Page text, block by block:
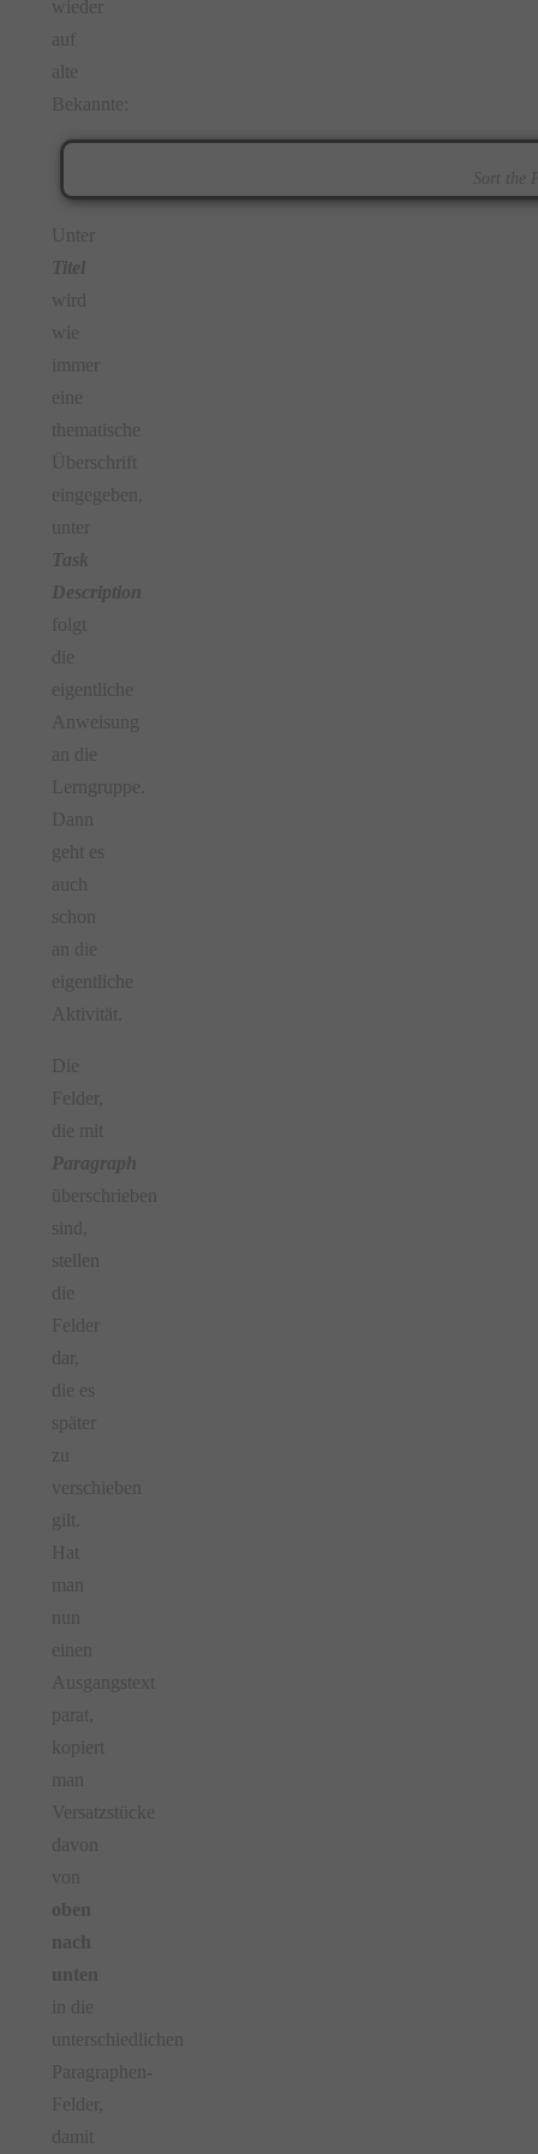
wieder
auf
alte
Bekannte:
Sort the
Unter
Titel
wird
wie
immer
eine
thematische
Überschrift
eingegeben,
unter
Task
Description
folgt
die
eigentliche
Anweisung
an die
Lerngruppe.
Dann
geht es
auch
schon
an die
eigentliche
Aktivität.
Die
Felder,
die mit
Paragraph
überschrieben
sind,
stellen
die
Felder
dar,
die es
später
zu
verschieben
gilt.
Hat
man
einen
Ausgangstext
parat,
kopiert
man
Versatzstücke
davon
von
oben
nach
unten
in die
unterschiedlichen
Paragraphen-
Felder,
damit